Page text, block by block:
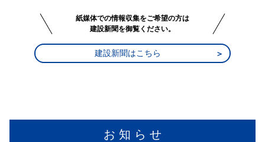
お 知 ら せ
紙媒体での情報収集をご希望の方は
建設新聞を御覧ください。
建設新聞はこちら